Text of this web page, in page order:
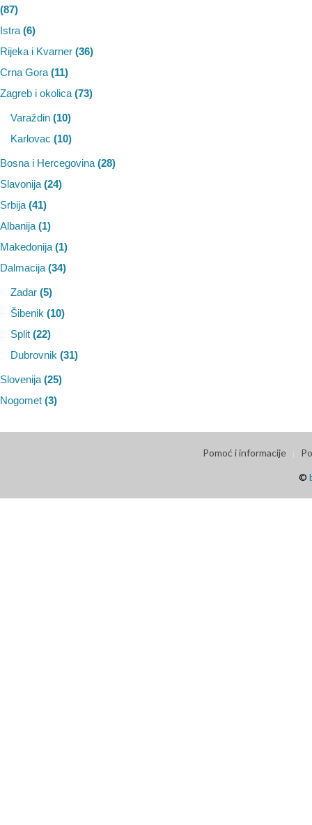
(87)
Istra (6)
Rijeka i Kvarner (36)
Crna Gora (11)
Zagreb i okolica (73)
Varaždin (10)
Karlovac (10)
Bosna i Hercegovina (28)
Slavonija (24)
Srbija (41)
Albanija (1)
Makedonija (1)
Dalmacija (34)
Zadar (5)
Šibenik (10)
Split (22)
Dubrovnik (31)
Slovenija (25)
Nogomet (3)
Pomoć i informacije
©